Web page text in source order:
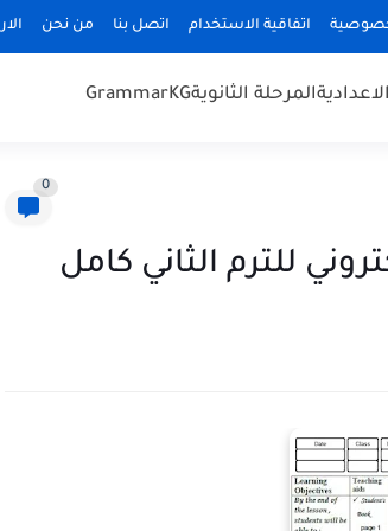
اتفاقية الاستخدام اتصل بنا من نحن
المرحلة الثانويةKG
Grammar
0
للترم الثاني كامل